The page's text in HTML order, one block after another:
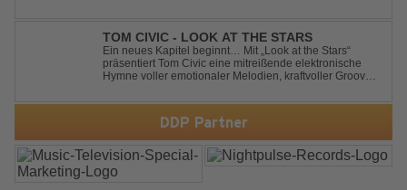
to // The track was ...
TOM CIVIC - LOOK AT THE STARS
Ein neues Kapitel beginnt… Mit „Look at the Stars“
präsentiert Tom Civic eine mitreißende elektronische
Hymne voller emotionaler Melodien, kraftvoller Grooves
hinauszublicken. Bekannt für seine einzigartige
Verbindung aus Dance, House und elektronische...
DDP Partner